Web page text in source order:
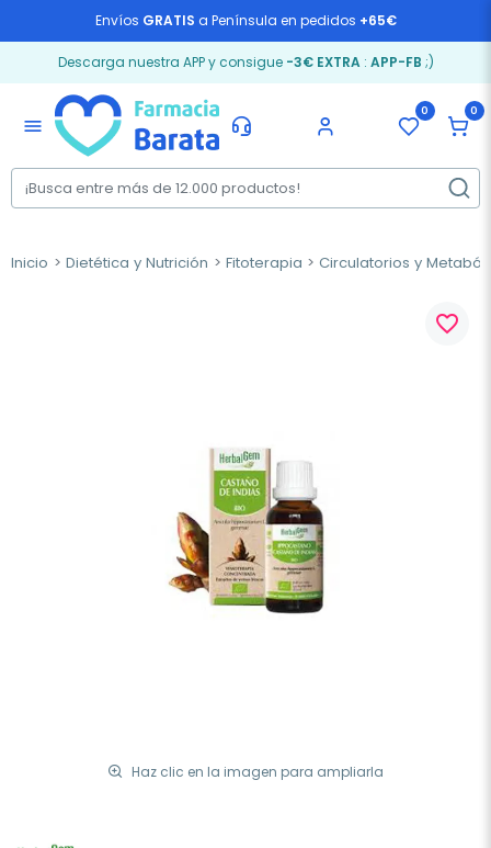
Envíos GRATIS a Península en pedidos +65€
Descarga nuestra APP y consigue -3€ EXTRA: APP-FB ;)
menu
0 0
Inicio Dietética y Nutrición Fitoterapia Circulatorios y
Haz clic en la imagen para ampliarla
favorite_border